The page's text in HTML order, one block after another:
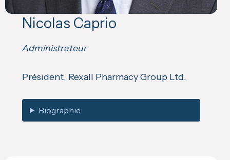
Nicolas Caprio
Administrateur
Président, Rexall Pharmacy Group Ltd.
Biographie